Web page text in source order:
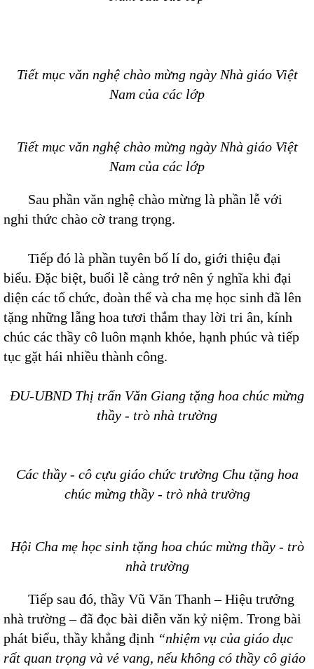
Tiết mục văn nghệ chào mừng ngày Nhà giáo Việt
Nam của các lớp
Tiết mục văn nghệ chào mừng ngày Nhà giáo Việt
Nam của các lớp
Sau phần văn nghệ chào mừng là phần lễ với
nghi thức chào cờ trang trọng.
Tiếp đó là phần tuyên bố lí do, giới thiệu đại
biểu. Đặc biệt, buổi lễ càng trở nên ý nghĩa khi đại
diện các tổ chức, đoàn thể và cha mẹ học sinh đã lên
tặng những lẵng hoa tươi thắm thay lời tri ân, kính
chúc các thầy cô luôn mạnh khỏe, hạnh phúc và tiếp
tục gặt hái nhiều thành công.
ĐU-UBND Thị trấn Văn Giang tặng hoa chúc mừng
thầy - trò nhà trường
Các thầy - cô cựu giáo chức trường Chu tặng hoa
chúc mừng thầy - trò nhà trường
Hội Cha mẹ học sinh tặng hoa chúc mừng thầy - trò
nhà trường
Tiếp sau đó, thầy Vũ Văn Thanh – Hiệu trưởng
nhà trường – đã đọc bài diễn văn kỷ niệm. Trong bài
phát biểu, thầy khẳng định “nhiệm vụ của giáo dục
rất quan trọng và vẻ vang, nếu không có thầy cô giáo